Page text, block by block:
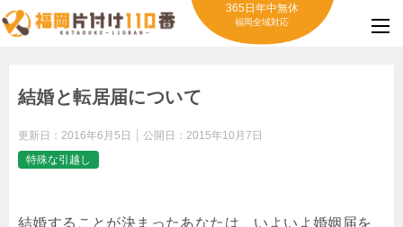
365日年中無休
福岡全域対応
結婚と転居届について
更新日： 2016年6月5日 公開日： 2015年10月7日
特殊な引越し
結婚することが決まったあなたは、いよいよ婚姻届を